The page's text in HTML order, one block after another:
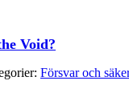
Void?
Försvar och